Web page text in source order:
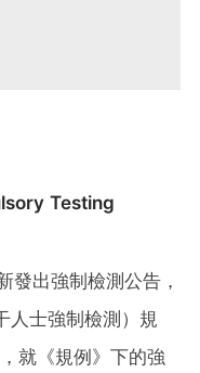
Testing
發出強制檢測公告，
人士強制檢測）規
就《規例》下的強